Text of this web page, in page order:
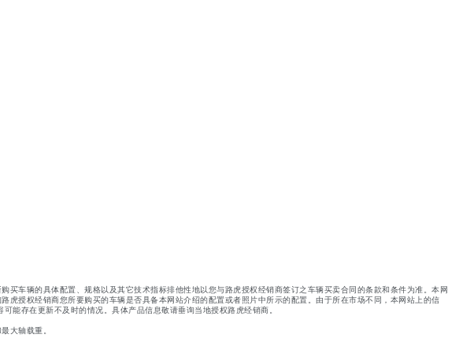
车辆的具体配置、规格以及其它技术指标排他性地以您与路虎授权经销商签订之车辆买卖合同的条款和条件为准。本网
授权经销商您所要购买的车辆是否具备本网站介绍的配置或者照片中所示的配置。由于所在市场不同，本网站上的信
能存在更新不及时的情况。具体产品信息敬请垂询当地授权路虎经销商。
大轴载重。